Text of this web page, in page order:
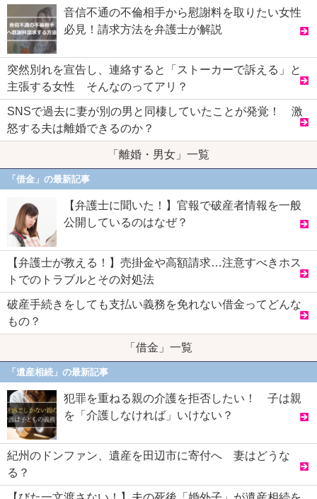
音信不通の不倫相手から慰謝料を取りたい女性
必見！請求方法を弁護士が解説
突然別れを宣告し、連絡すると「ストーカーで訴える」と
主張する女性 そんなのってアリ？
SNSで過去に妻が別の男と同棲していたことが発覚！ 激
怒する夫は離婚できるのか？
「離婚・男女」一覧
「借金」の最新記事
【弁護士に聞いた！】官報で破産者情報を一般
公開しているのはなぜ？
【弁護士が教える！】売掛金や高額請求…注意すべきホス
トでのトラブルとその対処法
破産手続きをしても支払い義務を免れない借金ってどんな
もの？
「借金」一覧
「遺産相続」の最新記事
犯罪を重ねる親の介護を拒否したい！ 子は親
を「介護しなければ」いけない？
紀州のドンファン、遺産を田辺市に寄付へ 妻はどうな
る？